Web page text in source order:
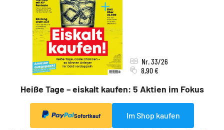
Heiße Tage – eiskalt kaufen: 5 Aktien im Fokus
Nr. 33/26
8,90 €
Sofortkauf Im Shop kaufen